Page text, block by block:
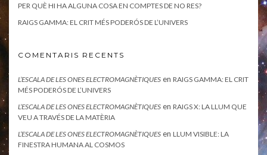
PER QUÈ HI HA ALGUNA COSA EN COMPTES DE NO RES?
RAIGS GAMMA: EL CRIT MÉS PODERÓS DE L’UNIVERS
COMENTARIS RECENTS
L’ESCALA DE LES ONES ELECTROMAGNÈTIQUES en RAIGS GAMMA: EL CRIT
MÉS PODERÓS DE L’UNIVERS
L’ESCALA DE LES ONES ELECTROMAGNÈTIQUES en RAIGS X: LA LLUM QUE
VEU A TRAVÉS DE LA MATÈRIA
L’ESCALA DE LES ONES ELECTROMAGNÈTIQUES en LLUM VISIBLE: LA
FINESTRA HUMANA AL COSMOS